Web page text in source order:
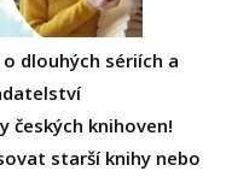
o dlouhých sériích a
českých knihoven!
starší knihy nebo